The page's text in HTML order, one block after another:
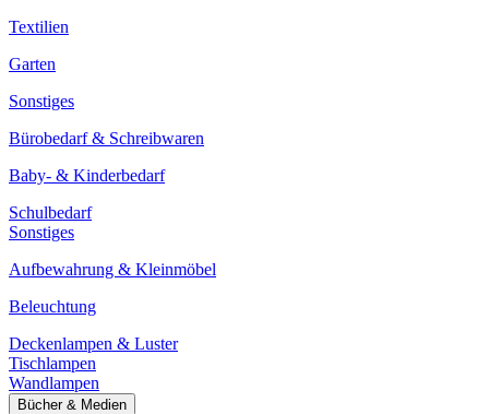
Textilien
Garten
Sonstiges
Bürobedarf & Schreibwaren
Baby- & Kinderbedarf
Schulbedarf
Sonstiges
Aufbewahrung & Kleinmöbel
Beleuchtung
Deckenlampen & Luster
Tischlampen
Wandlampen
Bücher & Medien